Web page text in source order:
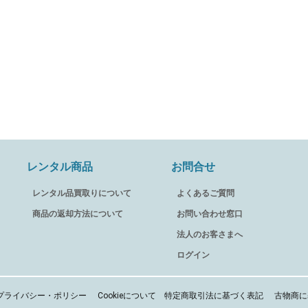
レンタル商品
レンタル品買取りについて
商品の返却方法について
お問合せ
よくあるご質問
お問い合わせ窓口
法人のお客さまへ
ログイン
ライバシー・ポリシー Cookieについて 特定商取引法に基づく表記 古物商